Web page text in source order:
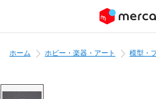
ホーム ホビー・楽器・アート 模型・